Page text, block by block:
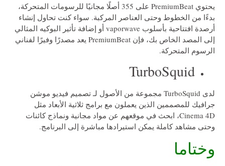
يحتوي PremiumBeat على 355 أصلًا مجانيًا للرسومات المتحركة،
بدءًا من الخطوط وحتى العناصر المركبة. سواء كنت تحاول إنشاء
أرصدة افتتاحية بأسلوب vaporwave أو إضافة تأثير البوكيه المثالي
إلى المصد الخاص بك، فإن PremiumBeat يعد مصدرًا وفيرًا لفناني
الرسوم المتحركة.
TurboSquid
لدى TurboSquid مجموعة من الأصول لـ تصميم فيديو موشن
جرافيك للمصممين الذين يعملون مع برامج ثلاثية الأبعاد مثل
Cinema 4D، ابحث في موقعهم عن مواد مجانية ونماذج كائنات
وحتى مشاهد كاملة يمكن استيرادها مباشرة إلى البرنامج.
وختاما